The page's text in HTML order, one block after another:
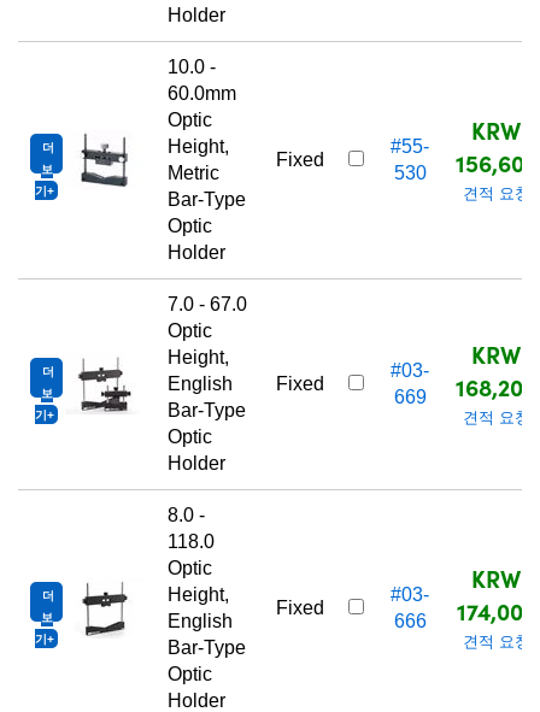
Holder
더
보
기
10.0 -
60.0mm
Optic
Height,
Metric
Bar-Type
Optic
Holder
Fixed
#55-
530
KRW
156,600
견적 요청
더
보
기
7.0 - 67.0
Optic
Height,
English
Bar-Type
Optic
Holder
Fixed
#03-
669
KRW
168,200
견적 요청
더
보
기
8.0 -
118.0
Optic
Height,
English
Bar-Type
Optic
Holder
Fixed
#03-
666
KRW
174,000
견적 요청